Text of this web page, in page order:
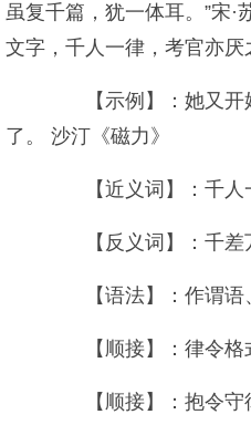
虽复千篇，犹一体耳。”宋·
文字，千人一律，考官亦厌
【示例】：她又开
了。 沙汀《磁力》
【近义词】：千人
【反义词】：千差
【语法】：作谓语
【顺接】：律令格
【顺接】：抱令守